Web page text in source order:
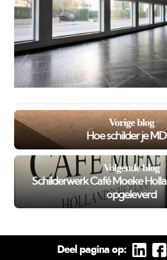
Vorige blog
Hoe schilder je
Volgende blog
Schilderwerk Café Moeke
opgeleverd
Deel pagina op: